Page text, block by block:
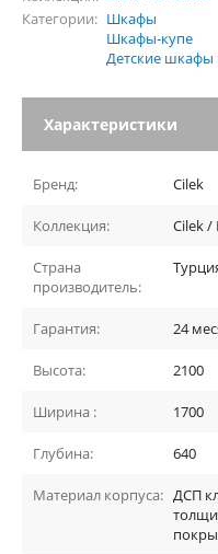
Категории: Шкафы
Шкафы-купе
Детские шкафы
Характеристики
Бренд: Cilek
Коллекция: Cilek /
Страна
производитель:
Гарантия: 24
Высота: 2100
Ширина : 1700
Глубина: 640
Материал корпуса: ДСП